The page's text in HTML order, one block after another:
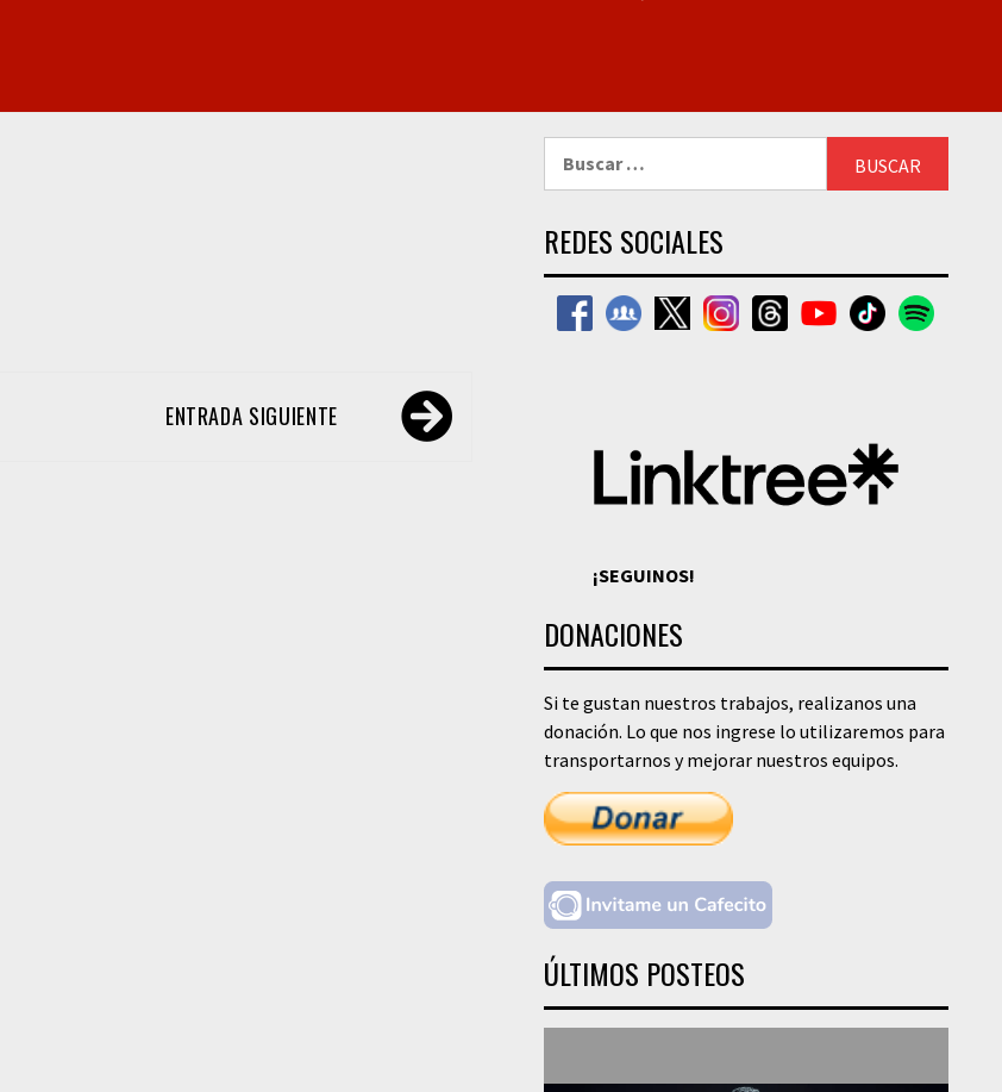
ENTRADA SIGUIENTE
REDES SOCIALES
¡SEGUINOS!
DONACIONES
Si te gustan nuestros trabajos, realizanos una
donación. Lo que nos ingrese lo utilizaremos para
transportarnos y mejorar nuestros equipos.
ÚLTIMOS POSTEOS